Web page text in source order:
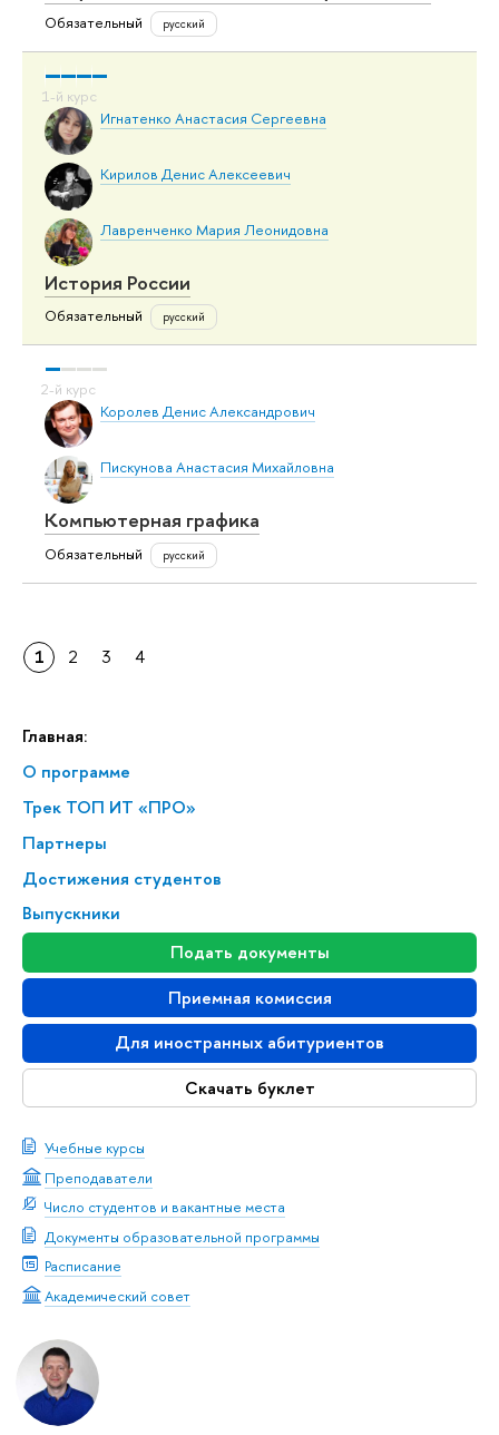
Главная:
О программе
Трек ТОП ИТ «ПРО»
Партнеры
Достижения студентов
Выпускники
Подать документы
Приемная комиссия
Для иностранных абитуриентов
Скачать буклет
Учебные курсы
Преподаватели
Число студентов и вакантные места
Документы образовательной программы
Расписание
Академический совет
Обязательный русский
Игнатенко Анастасия Сергеевна
Кирилов Денис Алексеевич
Лавренченко Мария Леонидовна
История России
Обязательный русский
Королев Денис Александрович
Пискунова Анастасия Михайловна
Компьютерная графика
Обязательный русский
1 2 3 4